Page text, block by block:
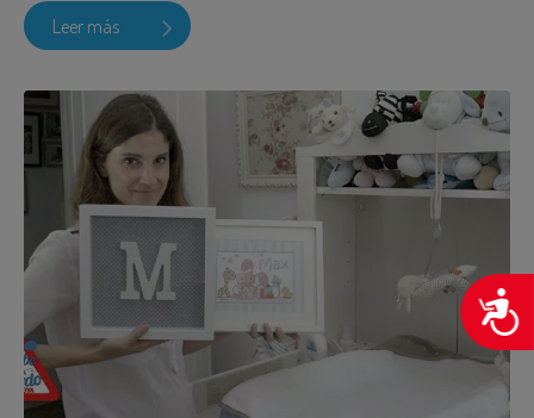
Leer más